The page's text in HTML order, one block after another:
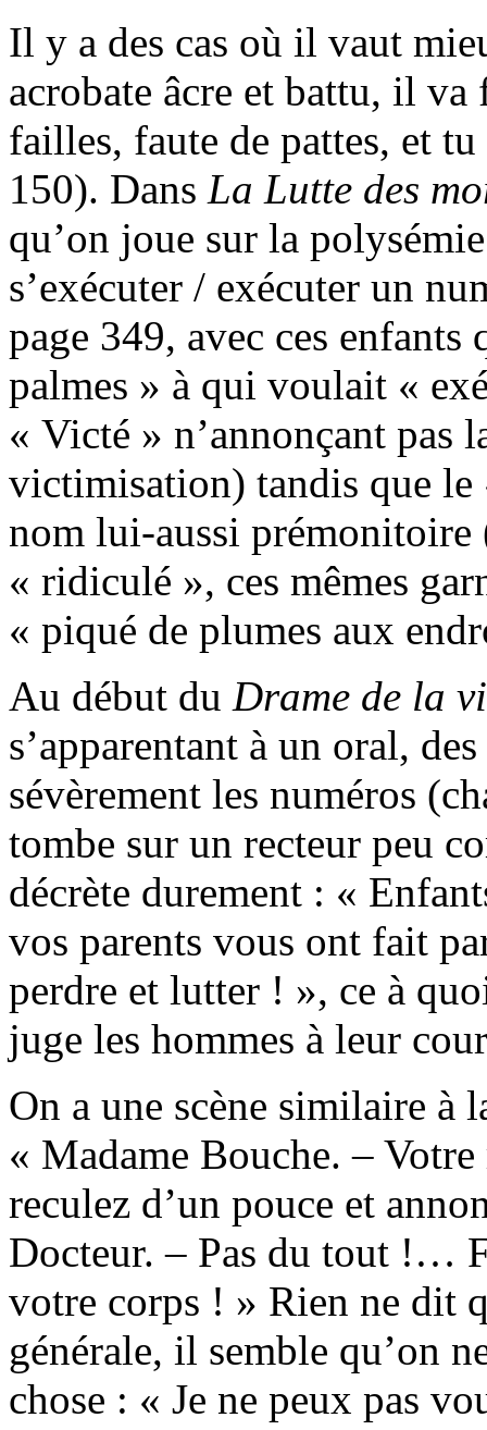
Il y a des cas où il vaut
acrobate âcre et battu, il
failles, faute de pattes, et
150). Dans La Lutte des
qu’on joue sur la
s’exécuter / exécuter un
page 349, avec ces
palmes » à qui voulait «
« Victé » n’annonçant pas
victimisation) tandis que le
nom lui-aussi
« ridiculé », ces mêmes
« piqué de plumes aux
Au début du Drame de la
s’apparentant à un oral,
sévèrement les numéros
tombe sur un recteur peu
décrète durement : «
vos parents vous ont fait
perdre et lutter ! », ce à
juge les hommes à leur
On a une scène similaire à
« Madame Bouche. – Votre
reculez d’un pouce et
Docteur. – Pas du tout !…
votre corps ! » Rien ne dit
générale, il semble qu’on
chose : « Je ne peux pas